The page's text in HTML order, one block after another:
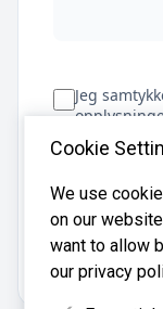
Jeg
Cookie
We use
on our
want to allow
our privacy